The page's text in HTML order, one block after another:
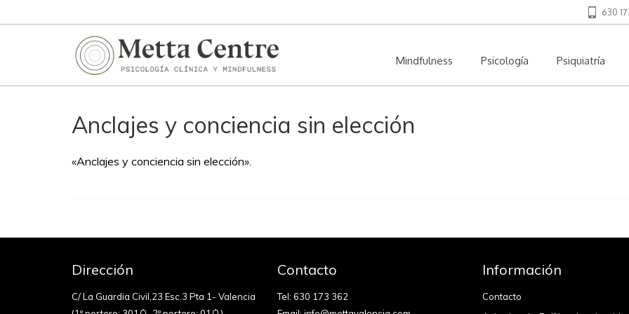
630
Mindfulness Psicología Psiquiatría
Anclajes y conciencia sin elección
«Anclajes y conciencia sin elección».
Dirección
C/ La Guardia Civil,23 Esc.3 Pta 1- Valencia
Contacto
Tel: 630 173 362
Información
Contacto